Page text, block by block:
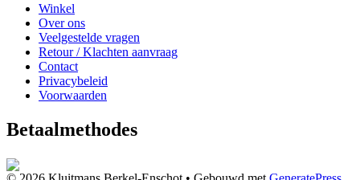
Winkel
Over ons
Veelgestelde vragen
Retour / Klachten aanvraag
Contact
Privacybeleid
Voorwaarden
Betaalmethodes